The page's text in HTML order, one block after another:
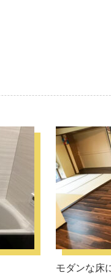
モダンな床